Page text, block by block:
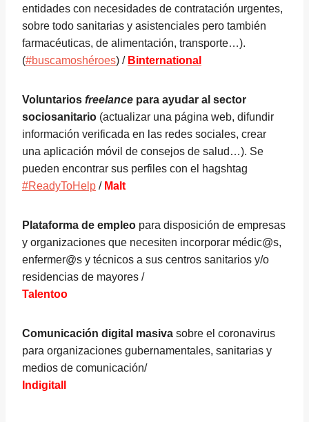
entidades con necesidades de contratación urgentes,
sobre todo sanitarias y asistenciales pero también
farmacéuticas, de alimentación, transporte…).
(#buscamoshéroes) / Binternational
Voluntarios freelance para ayudar al sector
sociosanitario (actualizar una página web, difundir
información verificada en las redes sociales, crear
una aplicación móvil de consejos de salud…). Se
pueden encontrar sus perfiles con el hagshtag
#ReadyToHelp / Malt
Plataforma de empleo para disposición de empresas
y organizaciones que necesiten incorporar médic@s,
enfermer@s y técnicos a sus centros sanitarios y/o
residencias de mayores /
Talentoo
Comunicación digital masiva sobre el coronavirus
para organizaciones gubernamentales, sanitarias y
medios de comunicación/
Indigitall